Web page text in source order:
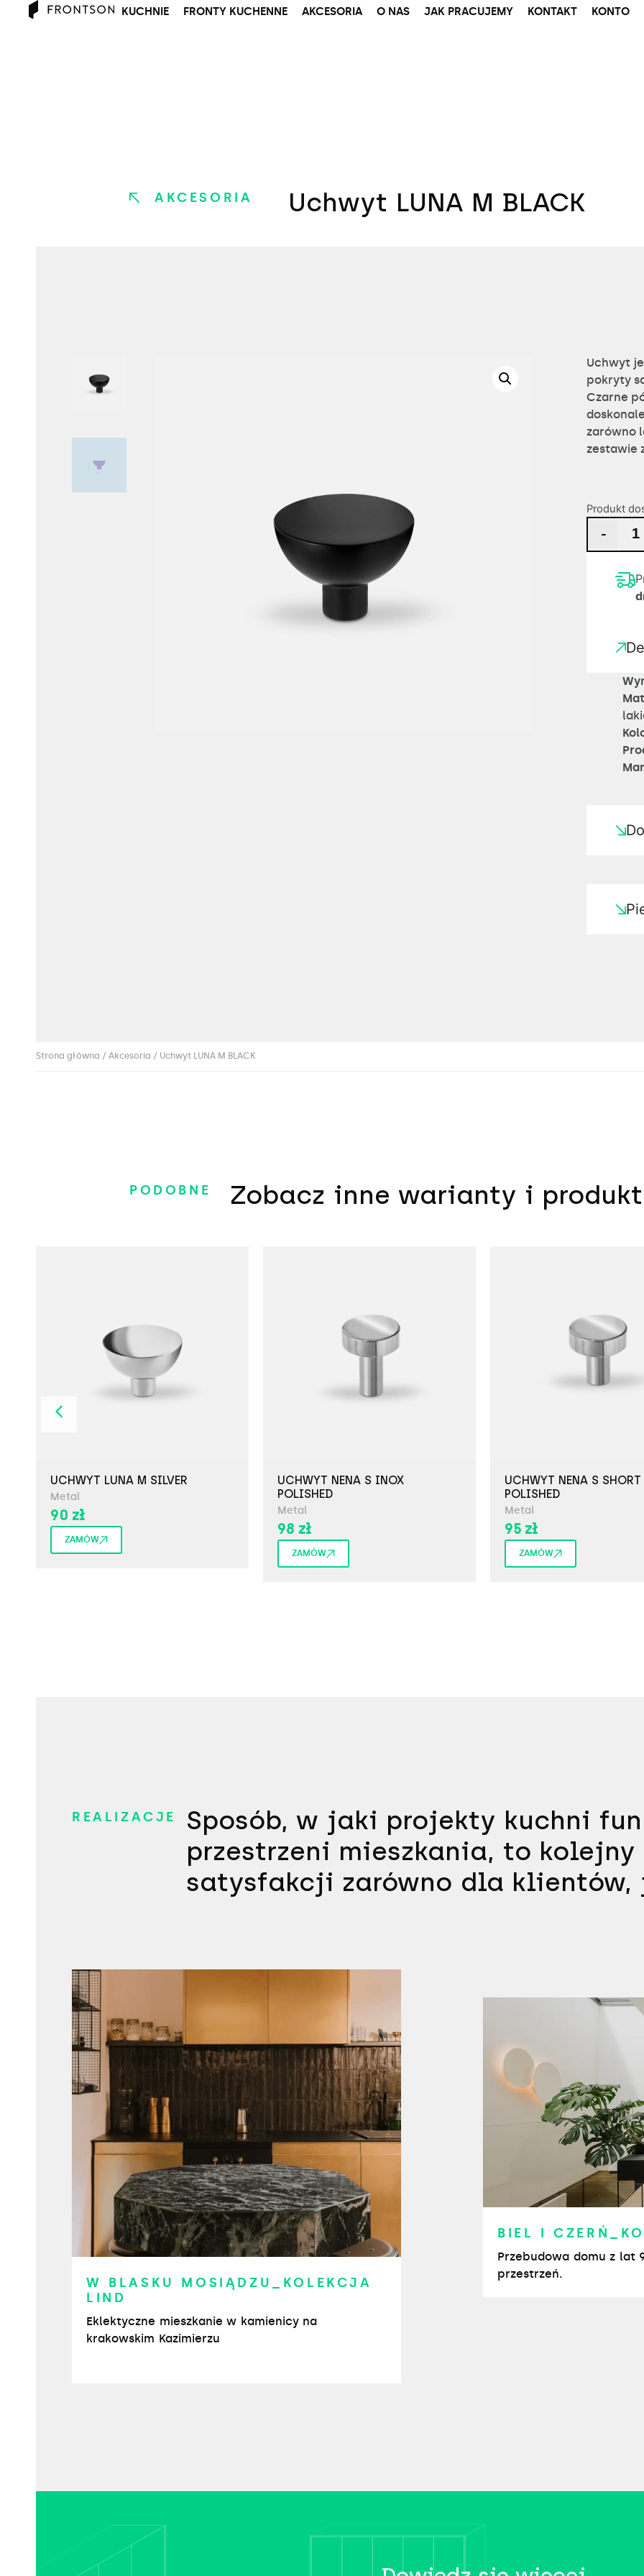
KUCHNIE FRONTY KUCHENNE AKCESORIA O NAS JAK PRACUJEMY KONTAKT KONTO
AKCESORIA Uchwyt LUNA M BLACK
Uchwyt
pokryty
Czarne
zarówno
zestawie
Produkt
-
Strona główna / Akcesoria / Uchwyt LUNA M BLACK
PODOBNE Zobacz inne warianty i
UCHWYT LUNA M SILVER
Metal
90 zł
ZAMÓW
UCHWYT NENA S INOX
POLISHED
Metal
98 zł
ZAMÓW
UCHWYT NENA S
POLISHED
Metal
95 zł
ZAMÓW
REALIZACJE
Sposób, w jaki projekty kuchni
przestrzeni mieszkania, to kolejny
satysfakcji zarówno dla klientów,
W BLASKU MOSIĄDZU_KOLEKCJA
LIND
Eklektyczne mieszkanie w kamienicy na
krakowskim Kazimierzu
BIEL I
Przebudowa domu z lat
przestrzeń.